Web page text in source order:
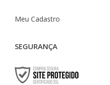
Meu Cadastro
SEGURANÇA